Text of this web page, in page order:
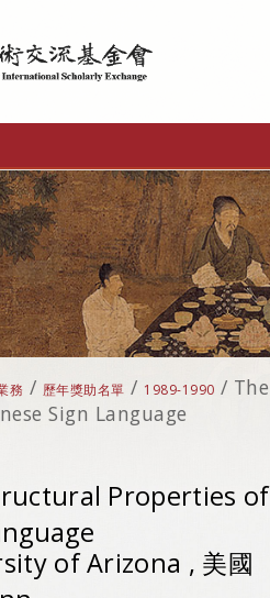
務 / 歷年獎助名單 / 1989-1990 /
Sign Language
Properties
of Arizona , 美國